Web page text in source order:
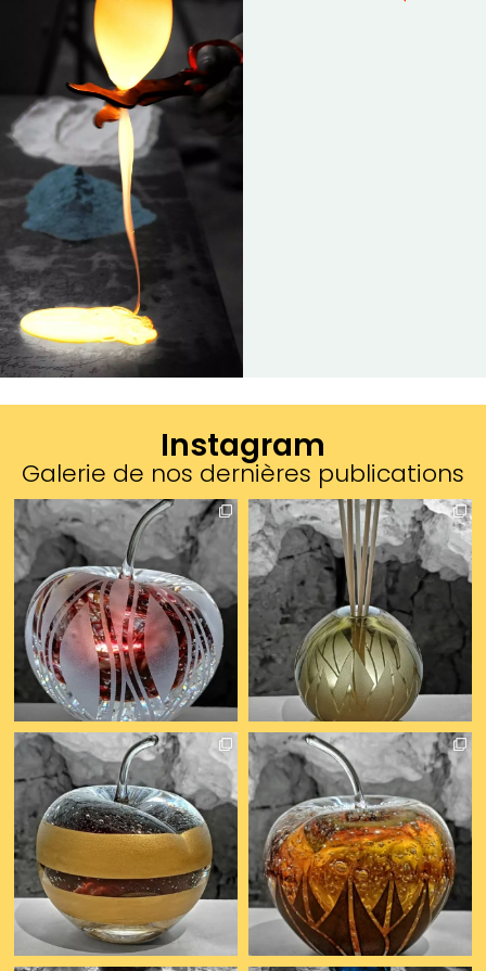
Instagram
Galerie de nos dernières publications